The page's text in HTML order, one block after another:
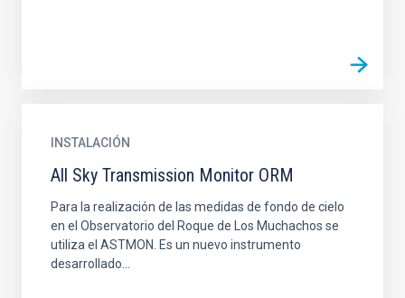
INSTALACIÓN
All Sky Transmission Monitor ORM
Para la realización de las medidas de fondo de cielo
en el Observatorio del Roque de Los Muchachos se
utiliza el ASTMON. Es un nuevo instrumento
desarrollado...